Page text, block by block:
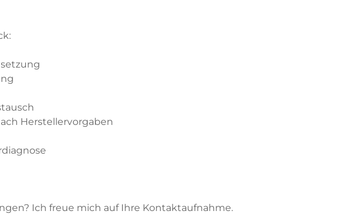
Herstellervorgaben
Ich freue mich auf Ihre Kontaktaufnahme.